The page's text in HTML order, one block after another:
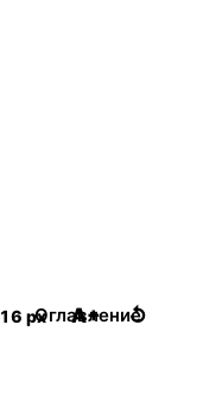
16 px A+ ↺
Оглавление